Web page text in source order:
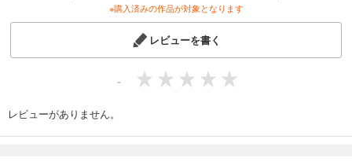
※購入済みの作品が対象となります
レビューを書く
-
レビューがありません。